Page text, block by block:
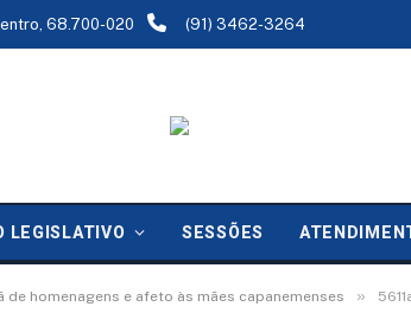
68.700-020 (91) 3462-3264
LEGISLATIVO SESSÕES
de homenagens e afeto às mães capanemenses »
537b0e13c0e0